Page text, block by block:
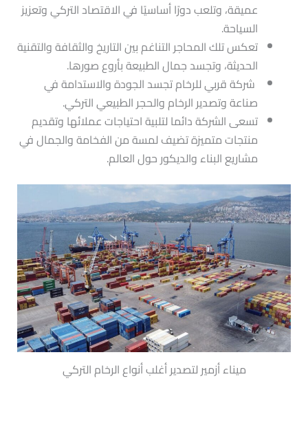
عميقة، وتلعب دورًا أساسيًا في الاقتصاد التركي وتعزيز
السياحة.
تعكس تلك المحاجر التناغم بين التاريخ والثقافة والتقنية
الحديثة، وتجسد جمال الطبيعة بأروع صورها.
شركة قربي للرخام تجسد الجودة والاستدامة في
صناعة وتصدير الرخام والحجر الطبيعي التركي.
تسعى الشركة دائما لتلبية احتياجات عملائها وتقديم
منتجات متميزة تضيف لمسة من الفخامة والجمال في
مشاريع البناء والديكور حول العالم.
ميناء أزمير لتصدير أغلب أنواع الرخام التركي